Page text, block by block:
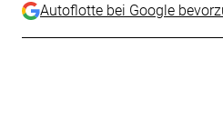
Autoflotte bei Google